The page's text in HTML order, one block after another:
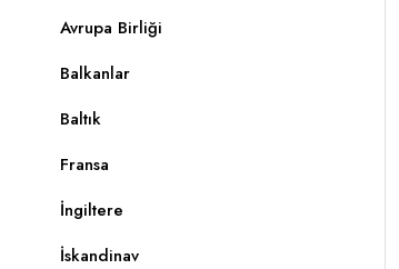
Avrupa Birliği
Balkanlar
Baltık
Fransa
İngiltere
İskandinav